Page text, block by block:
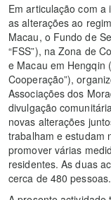
Em articulação com
as alterações ao
Macau, o Fundo de
“FSS”), na Zona de
e Macau em Hengqin
Cooperação”),
Associações dos
divulgação
novas alterações
trabalham e estudam
promover várias
residentes. As duas
cerca de 480 pessoas.